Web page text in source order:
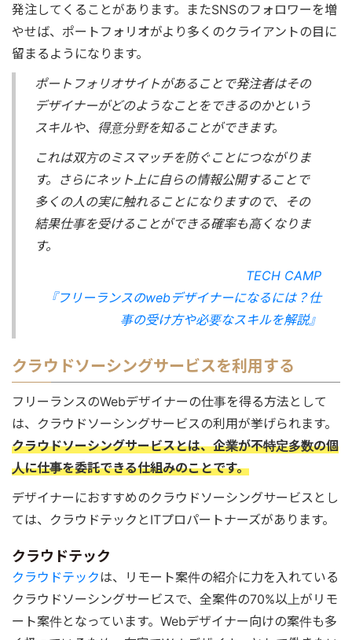
発注してくることがあります。またSNSのフォロワーを増
やせば、ポートフォリオがより多くのクライアントの目に
留まるようになります。
ポートフォリオサイトがあることで発注者はその
デザイナーがどのようなことをできるのかという
スキルや、得意分野を知ることができます。
これは双方のミスマッチを防ぐことにつながりま
す。さらにネット上に自らの情報公開することで
多くの人の実に触れることになりますので、その
結果仕事を受けることができる確率も高くなりま
す。
TECH CAMP
『フリーランスのwebデザイナーになるには？仕
事の受け方や必要なスキルを解説』
クラウドソーシングサービスを利用する
フリーランスのWebデザイナーの仕事を得る方法として
は、クラウドソーシングサービスの利用が挙げられます。
クラウドソーシングサービスとは、企業が不特定多数の個
人に仕事を委託できる仕組みのことです。
デザイナーにおすすめのクラウドソーシングサービスとし
ては、クラウドテックとITプロパートナーズがあります。
クラウドテック
クラウドテックは、リモート案件の紹介に力を入れている
クラウドソーシングサービスで、全案件の70%以上がリモ
ート案件となっています。Webデザイナー向けの案件も多